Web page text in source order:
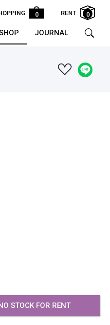
0 RENT 0
JOURNAL
STOCK FOR RENT